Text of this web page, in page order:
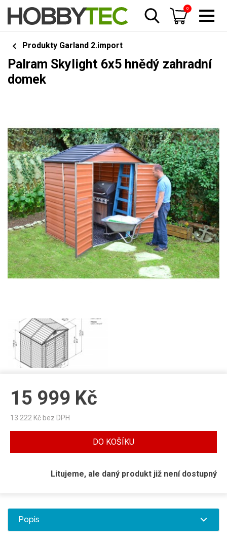
0
Produkty Garland 2.import
Palram Skylight 6x5 hnědý zahradní
domek
15 999 Kč
13 222 Kč bez DPH
DO KOŠÍKU
Litujeme, ale daný produkt již není dostupný
Popis